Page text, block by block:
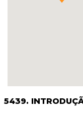
5439.